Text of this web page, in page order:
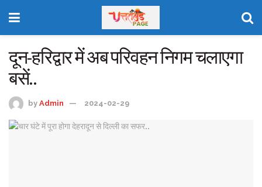
दून-हरिद्वार में अब परिवहन निगम चलाएगा
बसें..
by Admin 2024-02-29